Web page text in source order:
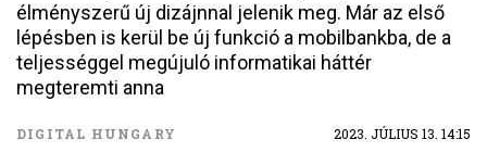
élményszerű új dizájnnal jelenik meg. Már az első
lépésben is kerül be új funkció a mobilbankba, de a
teljességgel megújuló informatikai háttér
megteremti anna
DIGITAL HUNGARY 2023. JÚLIUS 13. 14:15